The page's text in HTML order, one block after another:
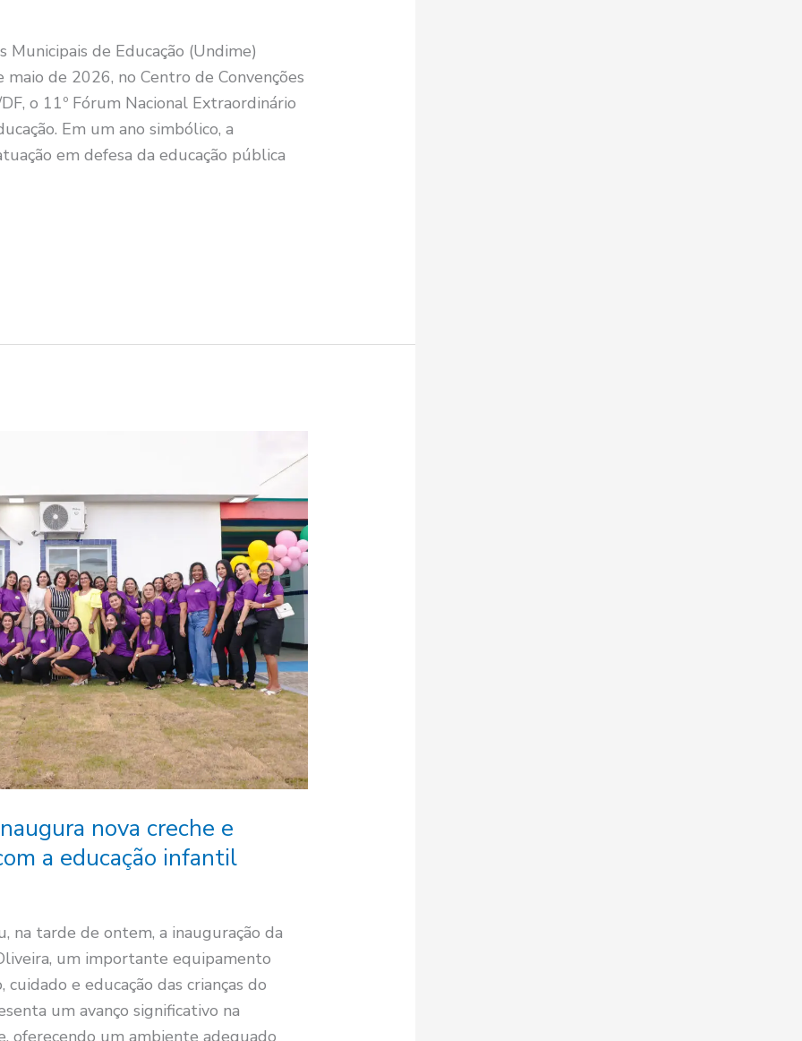
de Educação (Undime)
de 2026, no Centro de Convenções
o 11º Fórum Nacional Extraordinário
Em um ano simbólico, a
em defesa da educação pública
nova creche e
a educação infantil
tarde de ontem, a inauguração da
um importante equipamento
e educação das crianças do
um avanço significativo na
oferecendo um ambiente adequado